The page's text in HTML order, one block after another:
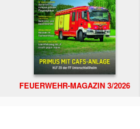
FEUERWEHR-MAGAZIN 3/2026